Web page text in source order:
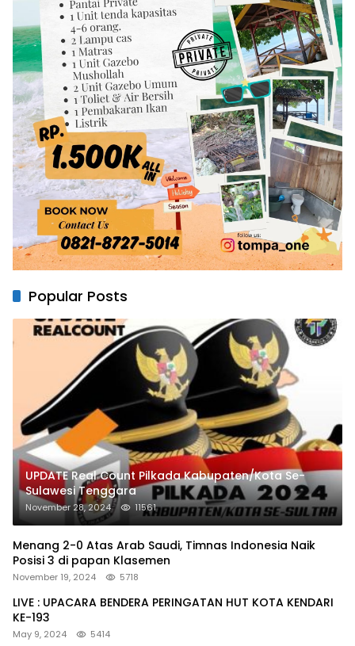
Popular Posts
UPDATE Real Count Pilkada Kabupaten/Kota Se-
Sulawesi Tenggara
November 28, 2024 11561
Menang 2-0 Atas Arab Saudi, Timnas Indonesia Naik
Posisi 3 di papan Klasemen
November 19, 2024 5718
LIVE : UPACARA BENDERA PERINGATAN HUT KOTA KENDARI
KE-193
May 9, 2024 5414